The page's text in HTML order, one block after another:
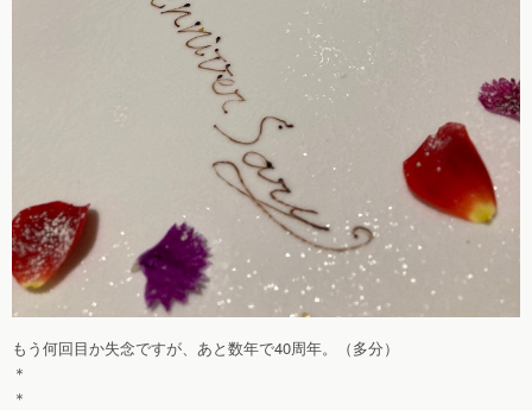
もう何回目か失念ですが、あと数年で40周年。（多分）
＊
＊